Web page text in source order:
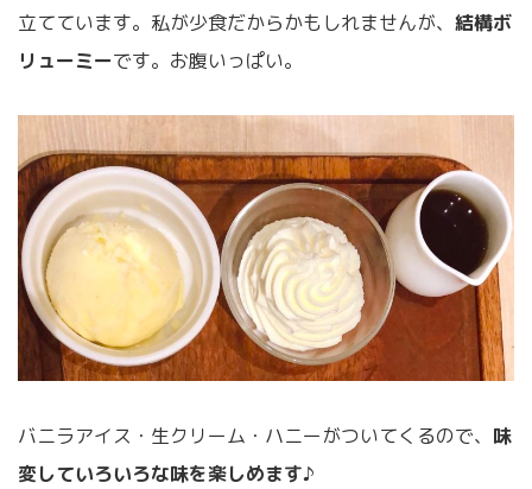
立てています。私が少食だからかもしれませんが、 結構ボ
リューミーです。お腹いっぱい。
バニラアイス・生クリーム・ハニーがついてくるので、 味
変していろいろな味を楽しめます♪